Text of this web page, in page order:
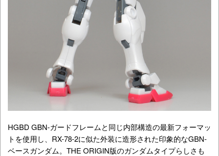
HGBD GBN-ガードフレームと同じ内部構造の最新フォーマッ
トを使用し、RX-78-2に似た外装に造形された印象的なGBN-
ベースガンダム。THE ORIGIN版のガンダムタイプらしさも